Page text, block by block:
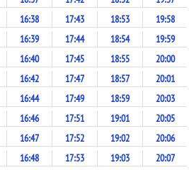
16:38 17:43 18:53 19:58
16:39 17:44 18:54 19:59
16:40 17:45 18:55 20:00
16:42 17:47 18:57 20:01
16:44 17:49 18:59 20:03
16:46 17:51 19:01 20:05
16:47 17:52 19:02 20:06
16:48 17:53 19:03 20:07